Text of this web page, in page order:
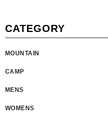
CATEGORY
MOUNTAIN
CAMP
MENS
WOMENS